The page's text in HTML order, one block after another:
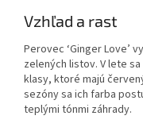
Vzhľad a rast
Perovec ‘Ginger Love’
zelených listov. V lete
klasy, ktoré majú
sezóny sa ich farba
teplými tónmi záhrady.